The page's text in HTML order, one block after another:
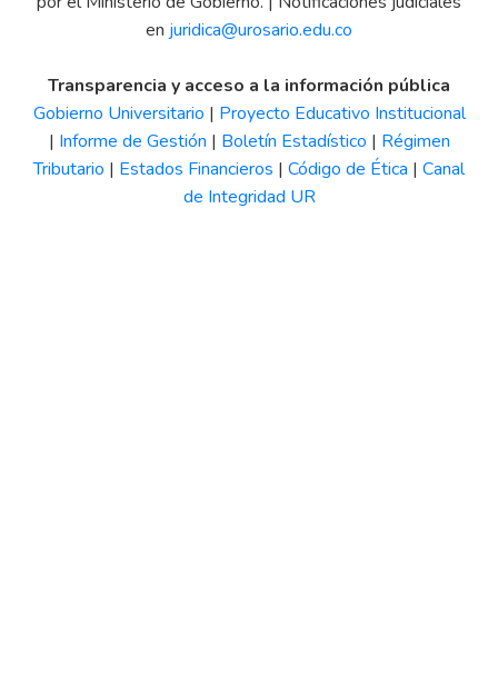
en juridica@urosario.edu.co
Transparencia y acceso a la información pública
Gobierno Universitario | Proyecto Educativo Institucional
| Informe de Gestión | Boletín Estadístico | Régimen
Tributario | Estados Financieros | Código de Ética | Canal
de Integridad UR